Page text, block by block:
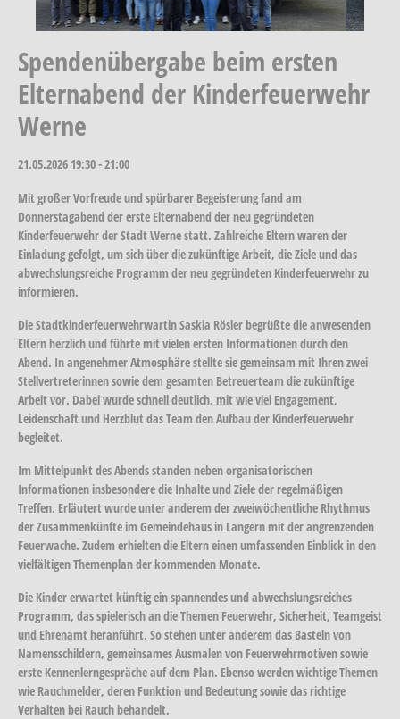
Spendenübergabe beim ersten
Elternabend der Kinderfeuerwehr
Werne
21.05.2026 19:30 - 21:00
Mit großer Vorfreude und spürbarer Begeisterung fand am
Donnerstagabend der erste Elternabend der neu gegründeten
Kinderfeuerwehr der Stadt Werne statt. Zahlreiche Eltern waren der
Einladung gefolgt, um sich über die zukünftige Arbeit, die Ziele und das
abwechslungsreiche Programm der neu gegründeten Kinderfeuerwehr zu
informieren.
Die Stadtkinderfeuerwehrwartin Saskia Rösler begrüßte die anwesenden
Eltern herzlich und führte mit vielen ersten Informationen durch den
Abend. In angenehmer Atmosphäre stellte sie gemeinsam mit Ihren zwei
Stellvertreterinnen sowie dem gesamten Betreuerteam die zukünftige
Arbeit vor. Dabei wurde schnell deutlich, mit wie viel Engagement,
Leidenschaft und Herzblut das Team den Aufbau der Kinderfeuerwehr
begleitet.
Im Mittelpunkt des Abends standen neben organisatorischen
Informationen insbesondere die Inhalte und Ziele der regelmäßigen
Treffen. Erläutert wurde unter anderem der zweiwöchentliche Rhythmus
der Zusammenkünfte im Gemeindehaus in Langern mit der angrenzenden
Feuerwache. Zudem erhielten die Eltern einen umfassenden Einblick in den
vielfältigen Themenplan der kommenden Monate.
Die Kinder erwartet künftig ein spannendes und abwechslungsreiches
Programm, das spielerisch an die Themen Feuerwehr, Sicherheit, Teamgeist
und Ehrenamt heranführt. So stehen unter anderem das Basteln von
Namensschildern, gemeinsames Ausmalen von Feuerwehrmotiven sowie
erste Kennenlerngespräche auf dem Plan. Ebenso werden wichtige Themen
wie Rauchmelder, deren Funktion und Bedeutung sowie das richtige
Verhalten bei Rauch behandelt.